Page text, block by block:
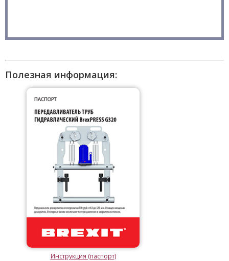
Полезная информация:
Инструкция (паспорт)